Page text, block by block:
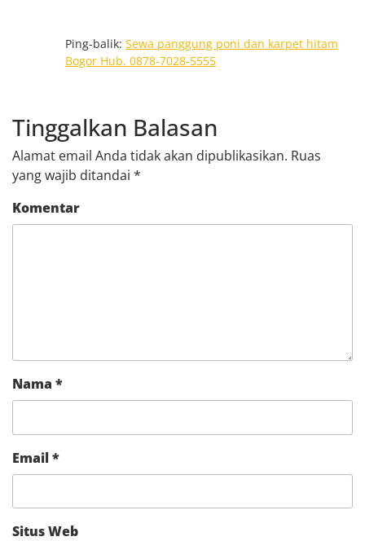
Ping-balik: Sewa panggung poni dan karpet hitam
Bogor Hub. 0878-7028-5555
Tinggalkan Balasan
Alamat email Anda tidak akan dipublikasikan. Ruas
yang wajib ditandai *
Komentar
Nama *
Email *
Situs Web